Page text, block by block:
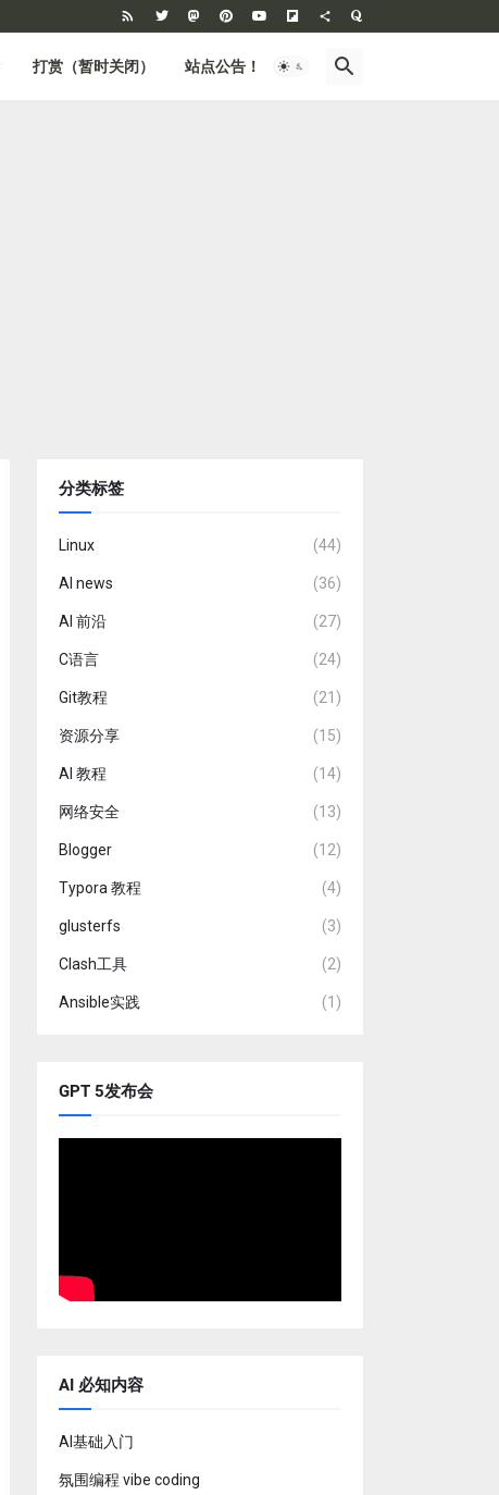
打赏（暂时关闭） 站点公告！ BBS
分类标签
Linux (44)
AI news (36)
AI 前沿 (27)
C语言 (24)
Git教程 (21)
资源分享 (15)
AI 教程 (14)
网络安全 (13)
Blogger (12)
Typora 教程 (4)
glusterfs (3)
Clash工具 (2)
Ansible实践 (1)
GPT 5发布会
AI 必知内容
AI基础入门
氛围编程 vibe coding